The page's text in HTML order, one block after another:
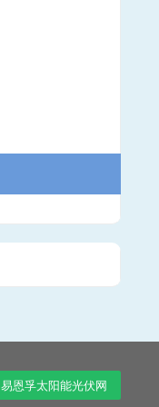
易恩孚太阳能光伏网